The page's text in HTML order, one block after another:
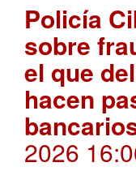
Policía
sobre
el que
hacen
2026